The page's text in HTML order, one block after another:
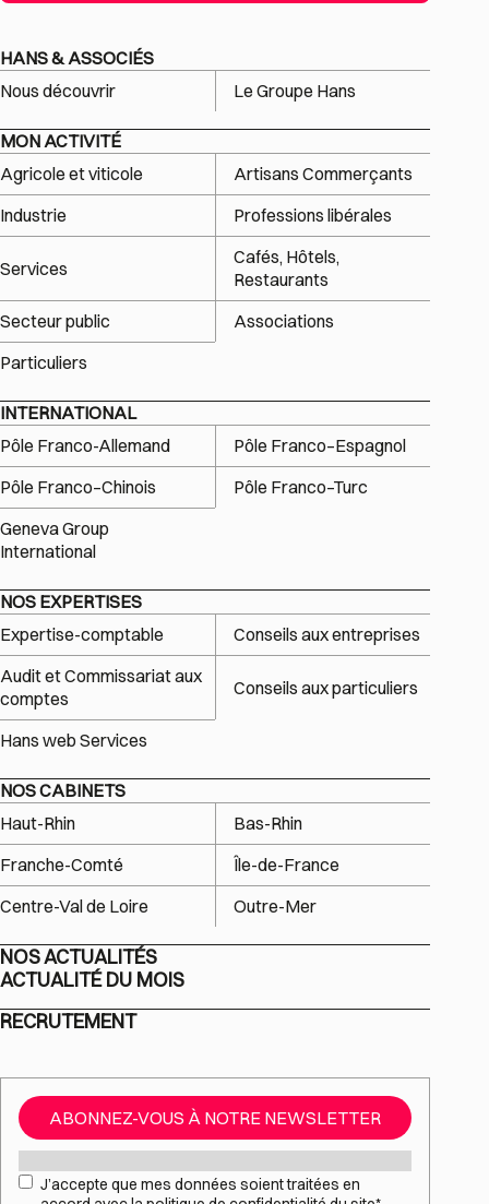
HANS & ASSOCIÉS
Nous découvrir
Le Groupe Hans
MON ACTIVITÉ
Agricole et viticole
Artisans Commerçants
Industrie
Professions libérales
Services
Cafés, Hôtels,
Restaurants
Secteur public
Associations
Particuliers
INTERNATIONAL
Pôle Franco-Allemand
Pôle Franco–Espagnol
Pôle Franco–Chinois
Pôle Franco–Turc
Geneva Group
International
NOS EXPERTISES
Expertise-comptable
Conseils aux entreprises
Audit et Commissariat aux
comptes
Conseils aux particuliers
Hans web Services
NOS CABINETS
Haut-Rhin
Bas-Rhin
Franche-Comté
Île-de-France
Centre-Val de Loire
Outre-Mer
NOS ACTUALITÉS
ACTUALITÉ DU MOIS
RECRUTEMENT
ABONNEZ-VOUS À NOTRE NEWSLETTER
Mail*
RGPD*
J’accepte que mes données soient traitées en